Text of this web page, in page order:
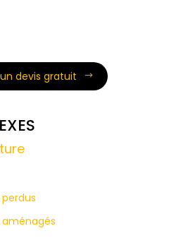
devis gratuit